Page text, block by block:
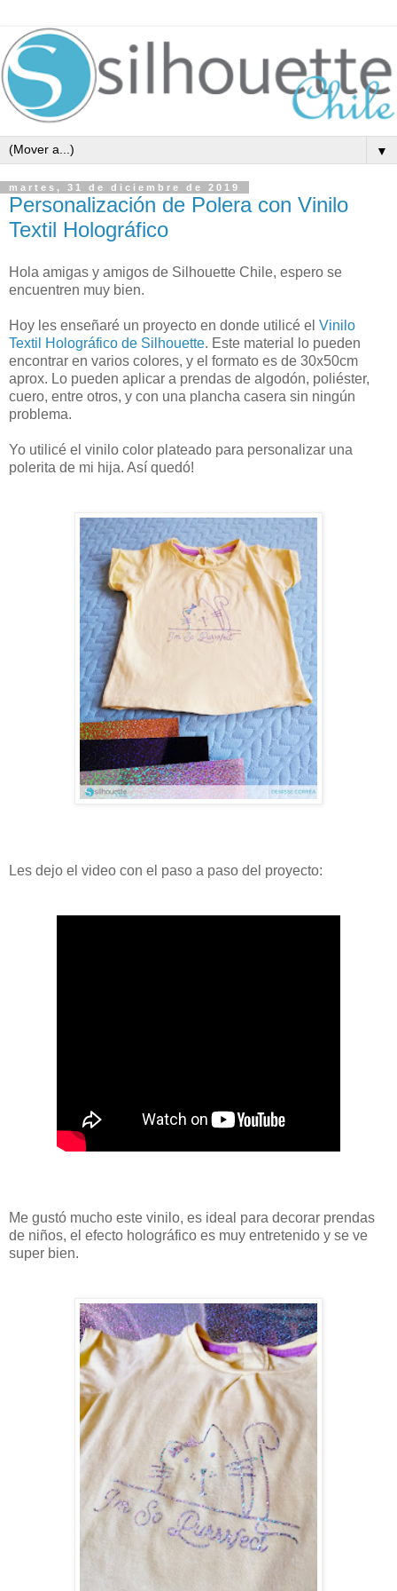
▼
martes, 31 de diciembre de 2019
Personalización de Polera con Vinilo
Textil Holográfico
Hola amigas y amigos de Silhouette Chile, espero se
encuentren muy bien.
Hoy les enseñaré un proyecto en donde utilicé el Vinilo
Textil Holográfico de Silhouette. Este material lo pueden
encontrar en varios colores, y el formato es de 30x50cm
aprox. Lo pueden aplicar a prendas de algodón, poliéster,
cuero, entre otros, y con una plancha casera sin ningún
problema.
Yo utilicé el vinilo color plateado para personalizar una
polerita de mi hija. Así quedó!
Les dejo el video con el paso a paso del proyecto:
Me gustó mucho este vinilo, es ideal para decorar prendas
de niños, el efecto holográfico es muy entretenido y se ve
super bien.